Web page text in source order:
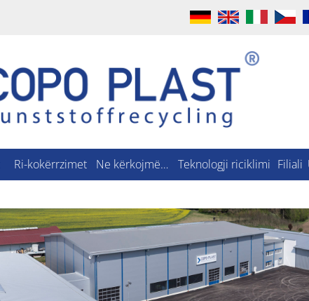
Ri-kokërrzimet Ne kërkojmë… Teknologji riciklimi Filiali